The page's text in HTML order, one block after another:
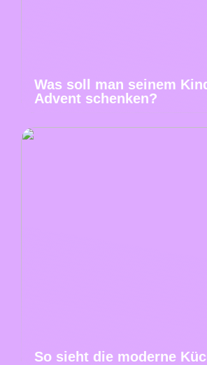
Was soll man seinem
Advent schenken?
So sieht die moderne